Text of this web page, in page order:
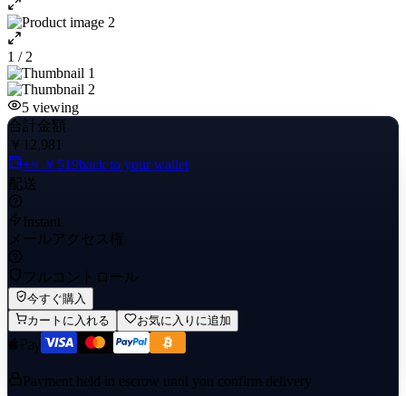
1 / 2
5 viewing
合計金額
￥12,981
+≈ ￥519back to your wallet
配送
Instant
メールアクセス権
フルコントロール
今すぐ購入
カートに入れる
お気に入りに追加
Payment held in escrow until you confirm delivery